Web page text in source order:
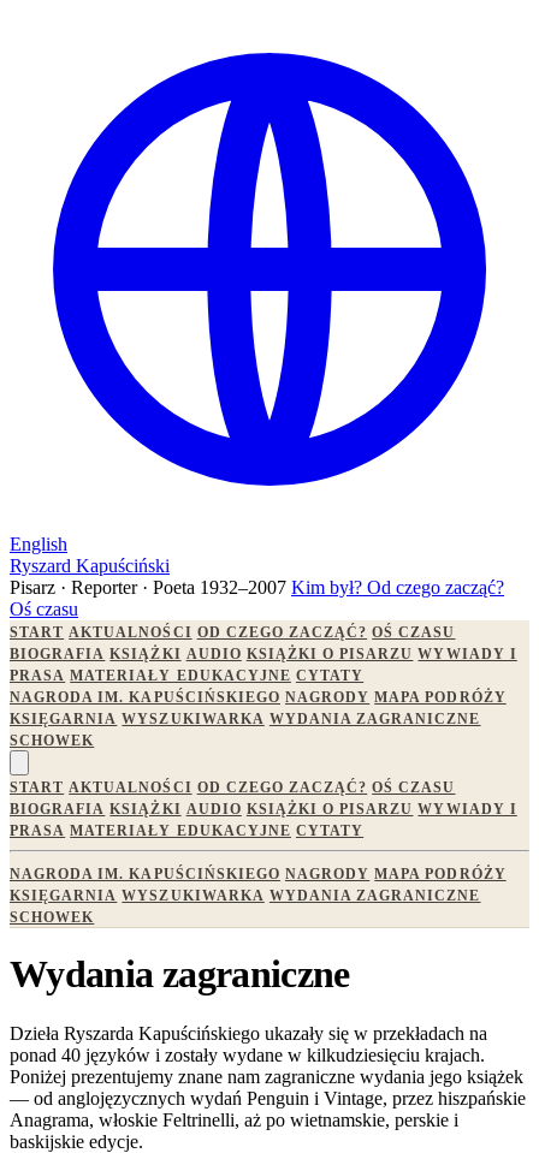
English
Ryszard Kapuściński
Pisarz · Reporter · Poeta 1932–2007 Kim był? Od czego zacząć?
Oś czasu
START AKTUALNOŚCI OD CZEGO ZACZĄĆ? OŚ CZASU
BIOGRAFIA KSIĄŻKI AUDIO KSIĄŻKI O PISARZU WYWIADY I
PRASA MATERIAŁY EDUKACYJNE CYTATY
NAGRODA IM. KAPUŚCIŃSKIEGO NAGRODY MAPA PODRÓŻY
KSIĘGARNIA WYSZUKIWARKA WYDANIA ZAGRANICZNE
SCHOWEK
START AKTUALNOŚCI OD CZEGO ZACZĄĆ? OŚ CZASU
BIOGRAFIA KSIĄŻKI AUDIO KSIĄŻKI O PISARZU WYWIADY I
PRASA MATERIAŁY EDUKACYJNE CYTATY
NAGRODA IM. KAPUŚCIŃSKIEGO NAGRODY MAPA PODRÓŻY
KSIĘGARNIA WYSZUKIWARKA WYDANIA ZAGRANICZNE
SCHOWEK
Wydania zagraniczne
Dzieła Ryszarda Kapuścińskiego ukazały się w przekładach na
ponad 40 języków i zostały wydane w kilkudziesięciu krajach.
Poniżej prezentujemy znane nam zagraniczne wydania jego książek
— od anglojęzycznych wydań Penguin i Vintage, przez hiszpańskie
Anagrama, włoskie Feltrinelli, aż po wietnamskie, perskie i
baskijskie edycje.